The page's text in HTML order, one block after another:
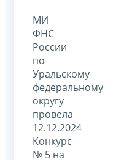
МИ
ФНС
России
по
Уральскому
федеральному
округу
провела
12.12.2024
Конкурс
№ 5 на